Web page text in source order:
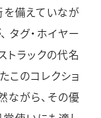
備えていなが
タグ・ホイヤー
トラックの代名
このコレクショ
ながら、その優